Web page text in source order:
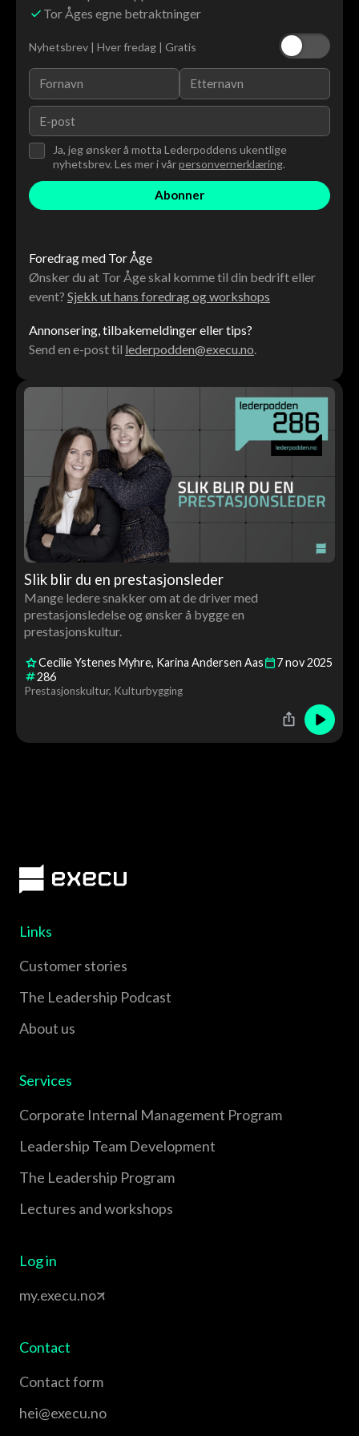
Tor Åges egne betraktninger
Nyhetsbrev | Hver fredag | Gratis
Ja, jeg ønsker å motta Lederpoddens ukentlige
nyhetsbrev. Les mer i vårpersonvernerklæring.
Foredrag med Tor Åge
Ønsker du at Tor Åge skal komme til din bedrift eller
event? Sjekk ut hans foredrag og workshops
Annonsering, tilbakemeldinger eller tips?
Send en e-post til lederpodden@execu.no
Slik blir du en prestasjonsleder
Mange ledere snakker om at de driver med
prestasjonsledelse og ønsker å bygge en
prestasjonskultur.
Cecilie Ystenes Myhre Karina Andersen Aas 7nov2025
286
Prestasjonskultur Kulturbygging
Links
Customer stories
The Leadership Podcast
About us
Services
Corporate Internal Management Program
Leadership Team Development
The Leadership Program
Lectures and workshops
Log in
my.execu.no
Contact
Contact form
hei@execu.no